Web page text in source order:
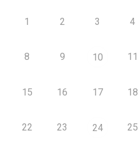
1 2 3 4
8 9 10 11
15 16 17 18
22 23 24 25